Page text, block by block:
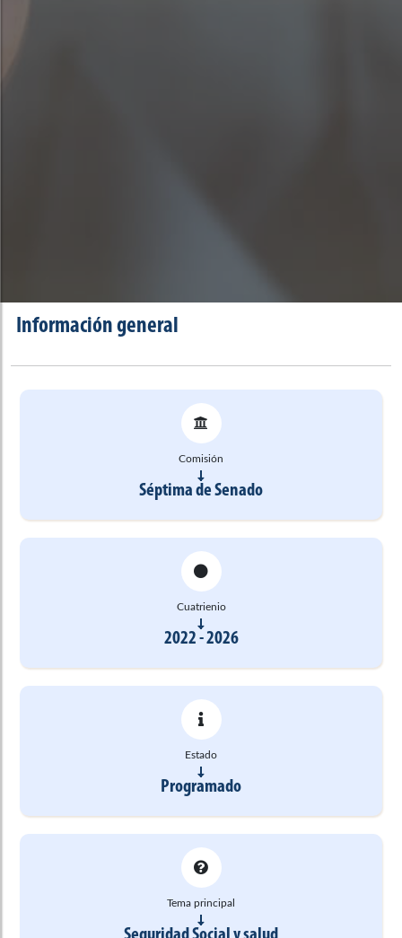
Información general
Comisión
Séptima de Senado
Cuatrienio
2022 - 2026
Estado
Programado
Tema principal